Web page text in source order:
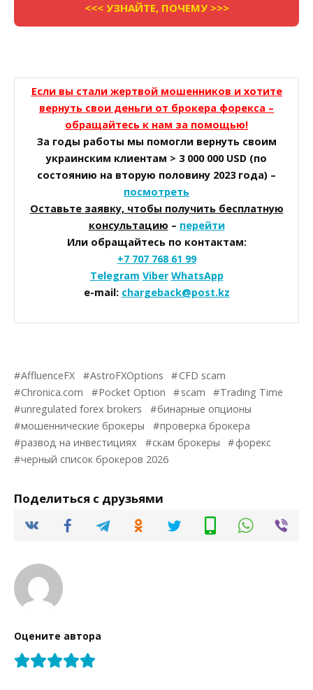
<<< УЗНАЙТЕ, ПОЧЕМУ >>>
Если вы стали жертвой мошенников и хотите
вернуть свои деньги от брокера форекса –
обращайтесь к нам за помощью!
За годы работы мы помогли вернуть своим
украинским клиентам > 3 000 000 USD (по
состоянию на вторую половину 2023 года) –
посмотреть
Оставьте заявку, чтобы получить бесплатную
консультацию – перейти
Или обращайтесь по контактам:
+7 707 768 61 99
Telegram Viber WhatsApp
e-mail: chargeback@post.kz
AffluenceFX AstroFXOptions
CFD scam
Chronica.com
Pocket Option scam
Trading Time
unregulated forex brokers
бинарные опционы
мошеннические брокеры
проверка брокера
развод на инвестициях
скам брокеры
форекс
черный список брокеров 2026
Поделиться с друзьями
Оцените автора